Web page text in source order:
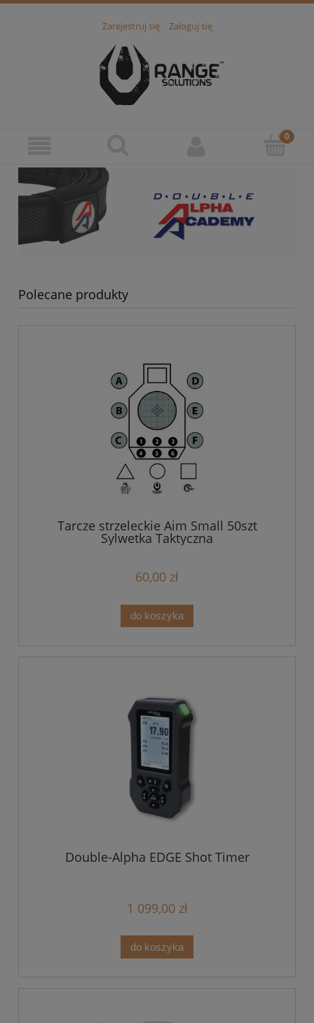
Zarejestruj się Zaloguj się
Polecane produkty
Tarcze strzeleckie Aim Small 50szt
Sylwetka Taktyczna
60,00 zł
do koszyka
Double-Alpha EDGE Shot Timer
1 099,00 zł
do koszyka